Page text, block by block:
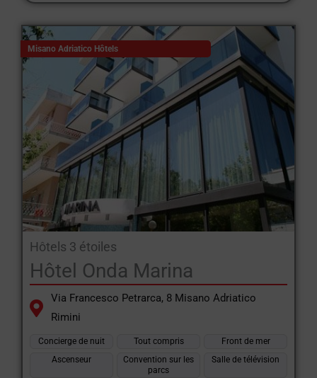
Misano Adriatico Hôtels
Hôtels 3 étoiles
Hôtel Onda Marina
Via Francesco Petrarca, 8 Misano Adriatico
Rimini
Concierge de nuit Tout compris
Front de mer
Ascenseur
Convention sur les
parcs
Salle de télévision